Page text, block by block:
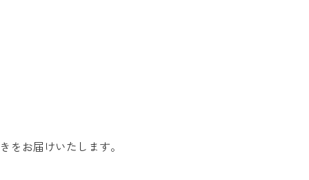
をお届けいたします。